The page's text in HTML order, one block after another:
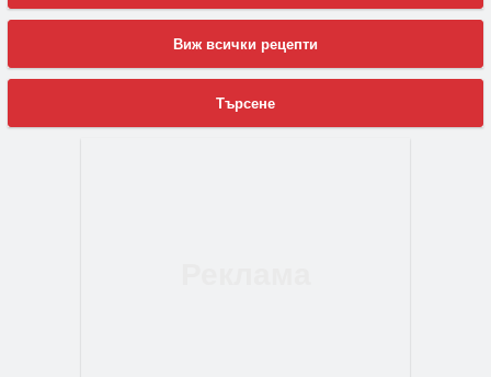
Виж всички рецепти
Търсене